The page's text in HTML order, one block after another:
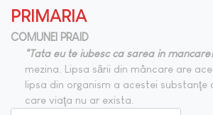
PRIMARIA
COMUNEI PRAID
"Tata eu te iubesc ca sarea in
mezina. Lipsa sării din mâncare are
lipsa din organism a acestei substanţe
care viaţa nu ar exista.